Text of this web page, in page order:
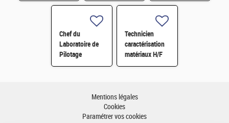
Chef du
Laboratoire de
Pilotage
Intelligent des
Technicien
caractérisation
matériaux H/F
Mentions légales
Cookies
Paramétrer vos cookies